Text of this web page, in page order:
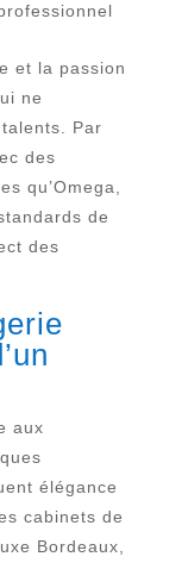
et la passion
ne
Par
des
qu’Omega,
de
des
aux
élégance
cabinets de
Bordeaux,